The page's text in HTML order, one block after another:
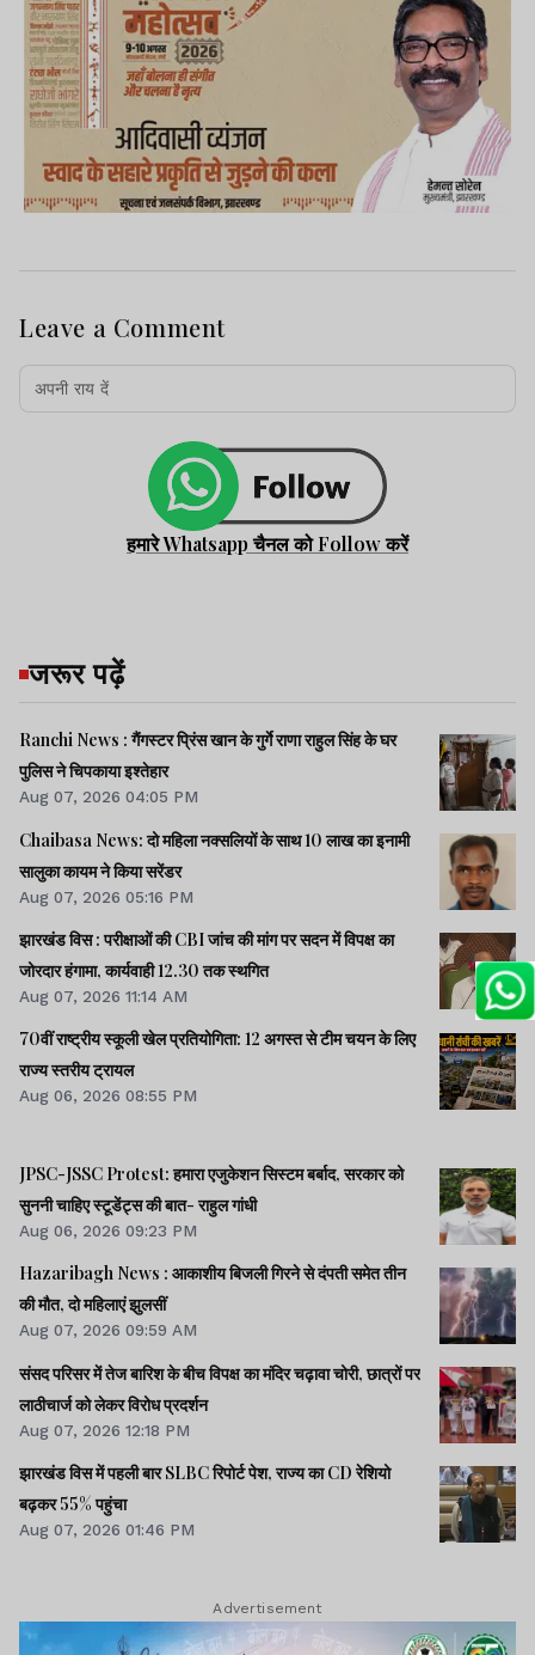
Leave a Comment
हमारे Whatsapp चैनल को Follow करें
जरूर पढ़ें
Ranchi News : गैंगस्टर प्रिंस खान के गुर्गे राणा राहुल सिंह के घर
पुलिस ने चिपकाया इश्तेहार
Aug 07, 2026 04:05 PM
Chaibasa News: दो महिला नक्सलियों के साथ 10 लाख का इनामी
सालुका कायम ने किया सरेंडर
Aug 07, 2026 05:16 PM
झारखंड विस : परीक्षाओं की CBI जांच की मांग पर सदन में विपक्ष का
जोरदार हंगामा, कार्यवाही 12.30 तक स्थगित
Aug 07, 2026 11:14 AM
70वीं राष्ट्रीय स्कूली खेल प्रतियोगिता: 12 अगस्त से टीम चयन के लिए
राज्य स्तरीय ट्रायल
Aug 06, 2026 08:55 PM
JPSC-JSSC Protest: हमारा एजुकेशन सिस्टम बर्बाद, सरकार को
सुननी चाहिए स्टूडेंट्स की बात- राहुल गांधी
Aug 06, 2026 09:23 PM
Hazaribagh News : आकाशीय बिजली गिरने से दंपती समेत तीन
की मौत, दो महिलाएं झुलसीं
Aug 07, 2026 09:59 AM
संसद परिसर में तेज बारिश के बीच विपक्ष का मंदिर चढ़ावा चोरी, छात्रों पर
लाठीचार्ज को लेकर विरोध प्रदर्शन
Aug 07, 2026 12:18 PM
झारखंड विस में पहली बार SLBC रिपोर्ट पेश, राज्य का CD रेशियो
बढ़कर 55% पहुंचा
Aug 07, 2026 01:46 PM
Advertisement